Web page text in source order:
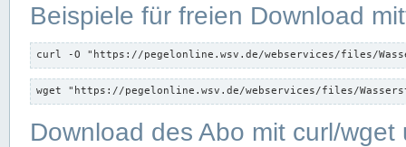
Beispiele für freien Download
curl -O "https://pegelonline.wsv.de/webservices/files/
wget "https://pegelonline.wsv.de/webservices/files/
Download des Abo mit curl/